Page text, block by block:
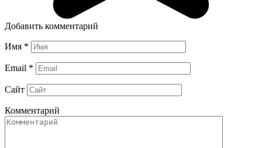
Добавить комментарий
Имя *
Email *
Сайт
Комментарий